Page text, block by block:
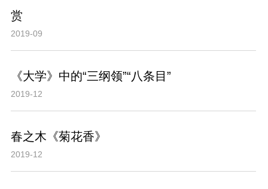
赏
2019-09
《大学》中的“三纲领”“八条目”
2019-12
春之木《菊花香》
2019-12